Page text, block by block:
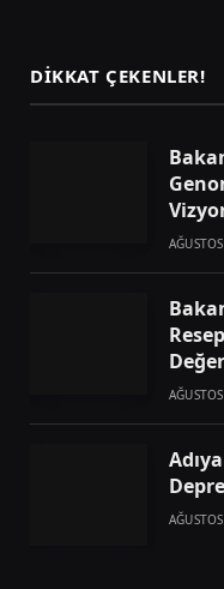
DIKKAT ÇEKENLER!